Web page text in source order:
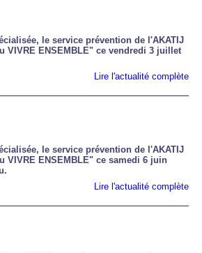
le service prévention de l'AKATIJ
VIVRE ENSEMBLE" ce vendredi 3 juillet
Lire l'actualité complète
le service prévention de l'AKATIJ
VIVRE ENSEMBLE" ce samedi 6 juin
Lire l'actualité complète